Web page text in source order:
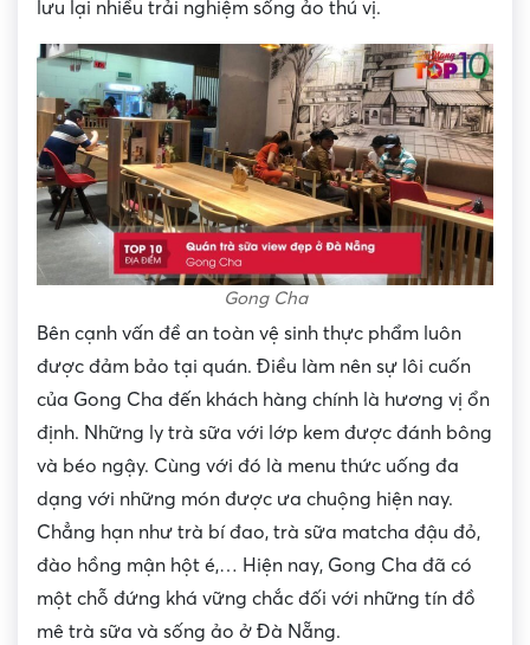
lưu lại nhiều trải nghiệm sống ảo thú vị.
Gong Cha
Bên cạnh vấn đề an toàn vệ sinh thực phẩm luôn
được đảm bảo tại quán. Điều làm nên sự lôi cuốn
của Gong Cha đến khách hàng chính là hương vị ổn
định. Những ly trà sữa với lớp kem được đánh bông
và béo ngậy. Cùng với đó là menu thức uống đa
dạng với những món được ưa chuộng hiện nay.
Chẳng hạn như trà bí đao, trà sữa matcha đậu đỏ,
đào hồng mận hột é,… Hiện nay, Gong Cha đã có
một chỗ đứng khá vững chắc đối với những tín đồ
mê trà sữa và sống ảo ở Đà Nẵng.